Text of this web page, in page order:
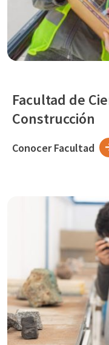
Facultad de
Construcción
Conocer Facultad